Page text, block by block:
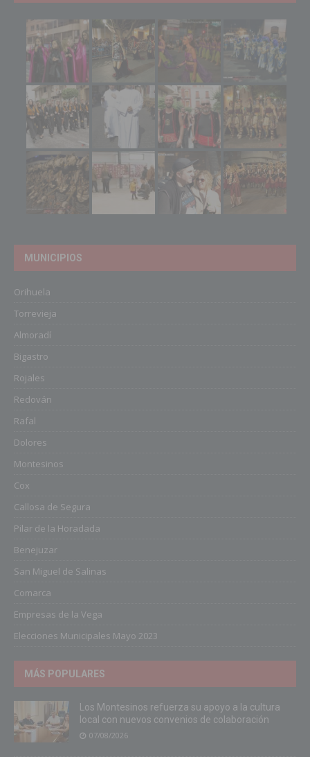
MUNICIPIOS
Orihuela
Torrevieja
Almoradí
Bigastro
Rojales
Redován
Rafal
Dolores
Montesinos
Cox
Callosa de Segura
Pilar de la Horadada
Benejuzar
San Miguel de Salinas
Comarca
Empresas de la Vega
Elecciones Municipales Mayo 2023
MÁS POPULARES
Los Montesinos refuerza su apoyo a la cultura
local con nuevos convenios de colaboración
07/08/2026